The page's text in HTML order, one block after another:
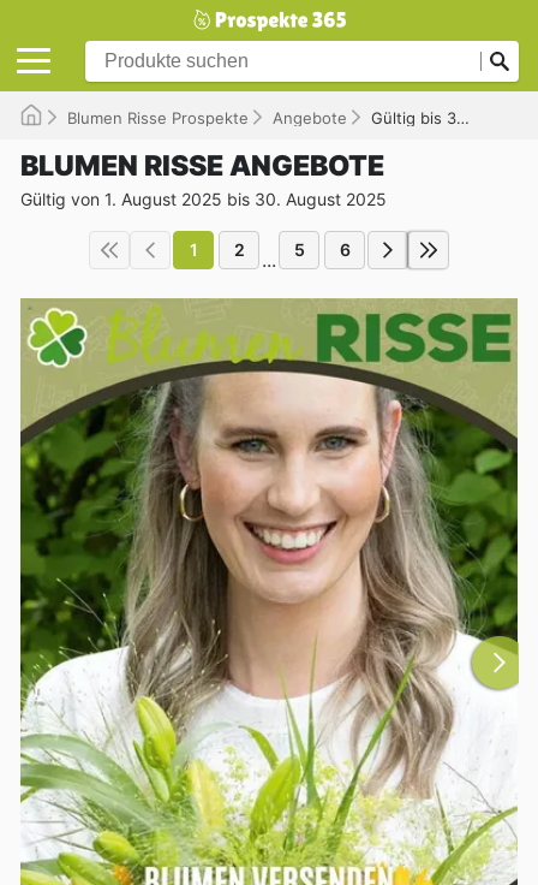
Blumen Risse Prospekte Angebote Gültig bis 30.08.2025
BLUMEN RISSE ANGEBOTE
Gültig von 1. August 2025 bis 30. August 2025
1 2 ... 5 6